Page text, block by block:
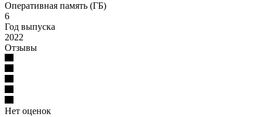
Оперативная память (ГБ)
6
Год выпуска
2022
Отзывы
Нет оценок